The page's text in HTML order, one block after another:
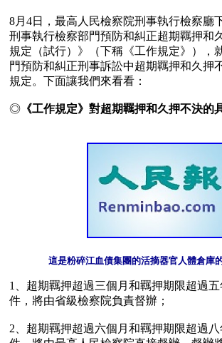
8月4日，最高人民檢察院刑事執行檢察廳
刑事執行檢察部門預防和糾正超期羈押和
規定（試行）》（下稱《工作規定》），
門預防和糾正刑事訴訟中超期羈押和久押
規定。下面讓我們來看看：
◎ 《工作規定》對超期羈押和久押不決的
這是粉碎江血債集團的活摘器官人體倉庫
1、超期羈押超過三個月和羈押期限超過
件，將由省級檢察院負責督辦；
2、超期羈押超過六個月和羈押期限超過